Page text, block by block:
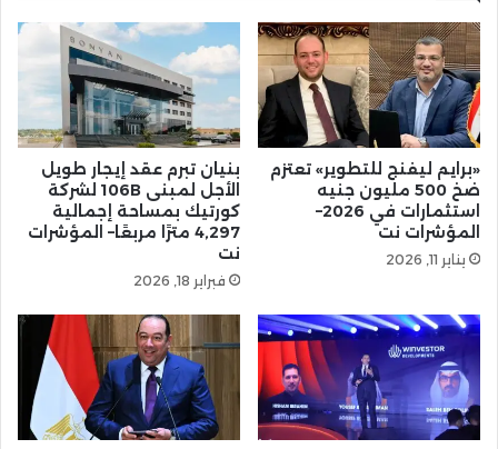
«برايم ليفنج للتطوير» تعتزم
ضخ 500 مليون جنيه
استثمارات في 2026–
المؤشرات نت
يناير 11, 2026
بنيان تبرم عقد إيجار طويل
الأجل لمبنى 106B لشركة
كورتيك بمساحة إجمالية
4,297 مترًا مربعًا– المؤشرات
نت
فبراير 18, 2026